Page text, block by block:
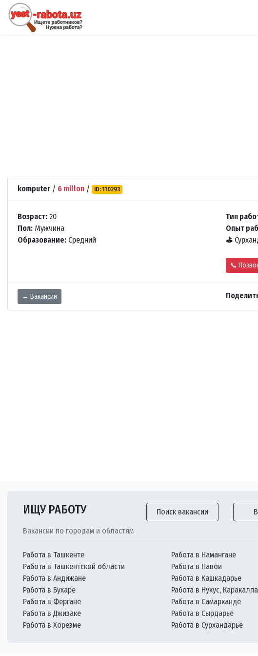
komputer / 6 millon / ID: 110293
Возраст: 20
Пол: Мужчина
Образование: Средний
Тип
Опыт
⛳
📞
← Вакансии
ИЩУ РАБОТУ Поиск вакансии
Вакансии по городам и областям
Работа в Ташкенте
Работа в Ташкентской области
Работа в Андижане
Работа в Бухаре
Работа в Фергане
Работа в Джизаке
Работа в Хорезме
Работа в Намангане
Работа в Навои
Работа в Кашкадарье
Работа в Нукус,
Работа в Самарканде
Работа в Сырдарье
Работа в Сурхандарье